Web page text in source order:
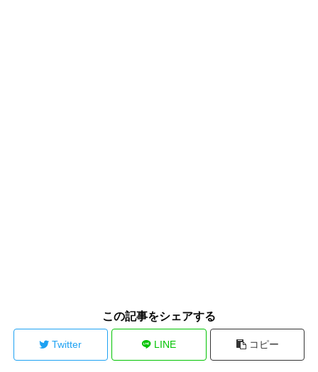
この記事をシェアする
Twitter LINE コピー